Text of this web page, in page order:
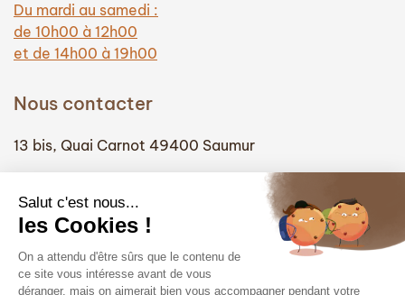
Du mardi au samedi :
de 10h00 à 12h00
et de 14h00 à 19h00
Nous contacter
13 bis, Quai Carnot 49400 Saumur
info@hautefidelite-saumur.com
Liens